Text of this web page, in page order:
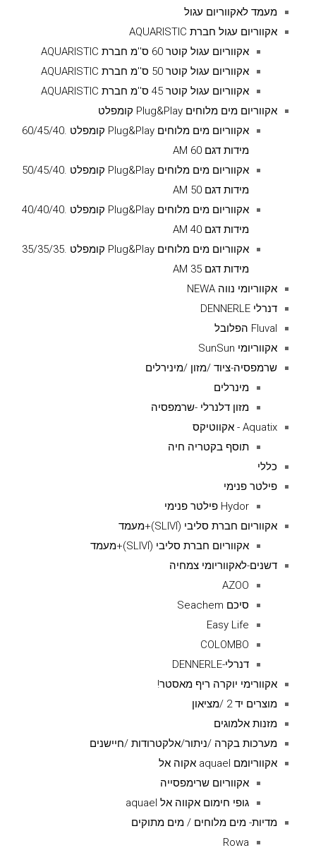
מעמד לאקווריום עגול
אקווריום עגול חברת AQUARISTIC
אקווריום עגול קוטר 60 ס''מ חברת AQUARISTIC
אקווריום עגול קוטר 50 ס''מ חברת AQUARISTIC
אקווריום עגול קוטר 45 ס''מ חברת AQUARISTIC
אקווריום מים מלוחים Plug&Play קומפלט
אקווריום מים מלוחים Plug&Play קומפלט .60/45/40
מידות דגם AM 60
אקווריום מים מלוחים Plug&Play קומפלט .50/45/40
מידות דגם AM 50
אקווריום מים מלוחים Plug&Play קומפלט .40/40/40
מידות דגם AM 40
אקווריום מים מלוחים Plug&Play קומפלט .35/35/35
מידות דגם AM 35
אקווריומי נווה NEWA
דנרלי DENNERLE
Fluval הפלובל
אקווריומי SunSun
שרמפסיה-ציוד /מזון /מינירלים
מינרלים
מזון דלנרלי -שרמפסיה
Aquatix - אקווטיקס
תוסף בקטריה חיה
כללי
פילטר פנימי
Hydor פילטר פנימי
אקווריום חברת סליבי (SLIVIׂׂ)+מעמד
אקווריום חברת סליבי (SLIVIׂׂ)+מעמד
דשנים-לאקווריומי צמחיה
AZOO
סיכם Seachem
Easy Life
COLOMBO
דנרלי-DENNERLE
אקוורימי יוקרה ריף מאסטר!
מוצרים יד 2 /מציאון
מזנות אלמוגים
מערכות בקרה /ניתור/אלקטרודות /חיישנים
אקווריומם aquael אקוה אל
אקווריום שרימפסייה
גופי חימום אקווה אל aquael
מדיות- מים מלוחים / מים מתוקים
Rowa